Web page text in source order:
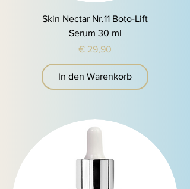
Skin Nectar Nr.11 Boto-Lift
Serum 30 ml
Preis
€ 29,90
In den Warenkorb